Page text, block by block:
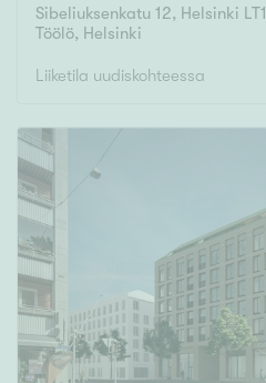
Maalämpö
Oma ranta
Oma sauna
Senioriasunto
Sibeliuksenkatu 12, Helsinki LT1
Töölö, Helsinki
Liiketila uudiskohteessa